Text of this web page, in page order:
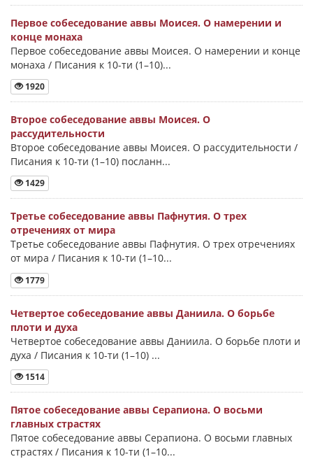
Первое собеседование аввы Моисея. О намерении и
конце монаха
Первое собеседование аввы Моисея. О намерении и конце
монаха / Писания к 10-ти (1–10)...
1920
Второе собеседование аввы Моисея. О
рассудительности
Второе собеседование аввы Моисея. О рассудительности /
Писания к 10-ти (1–10) посланн...
1429
Третье собеседование аввы Пафнутия. О трех
отречениях от мира
Третье собеседование аввы Пафнутия. О трех отречениях
от мира / Писания к 10-ти (1–10...
1779
Четвертое собеседование аввы Даниила. О борьбе
плоти и духа
Четвертое собеседование аввы Даниила. О борьбе плоти и
духа / Писания к 10-ти (1–10) ...
1514
Пятое собеседование аввы Серапиона. О восьми
главных страстях
Пятое собеседование аввы Серапиона. О восьми главных
страстях / Писания к 10-ти (1–10...